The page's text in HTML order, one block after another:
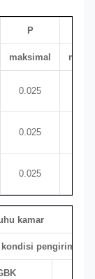
P
maksimal
0.025
0.025
0.025
kamar
pengiriman